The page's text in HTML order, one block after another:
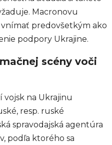
Macronovu
predovšetkým ako
podpory Ukrajine.
scény voči
vojsk na Ukrajinu
resp. ruské
spravodajská agentúra
podľa ktorého sa